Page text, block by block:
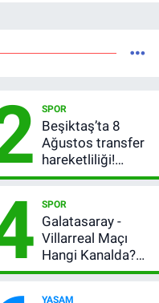
SPOR
Beşiktaş’ta 8
Ağustos transfer
hareketliliği!
Yönetim 5 bölge
bastı
SPOR
Galatasaray -
Villarreal Maçı
Hangi Kanalda?
Hazırlık Maçı Ne
YAŞAM